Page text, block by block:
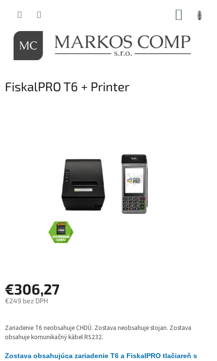
FiskalPRO T6 + Printer
€306,27
€249 bez DPH
cena:
Zariadenie T6 neobsahuje CHDÚ. Zostava neobsahuje stojan. Zostava
obsahuje komunikačný kábel RS232.
Zostava obsahujúca zariadenie T6 a FiskalPRO tlačiareň s